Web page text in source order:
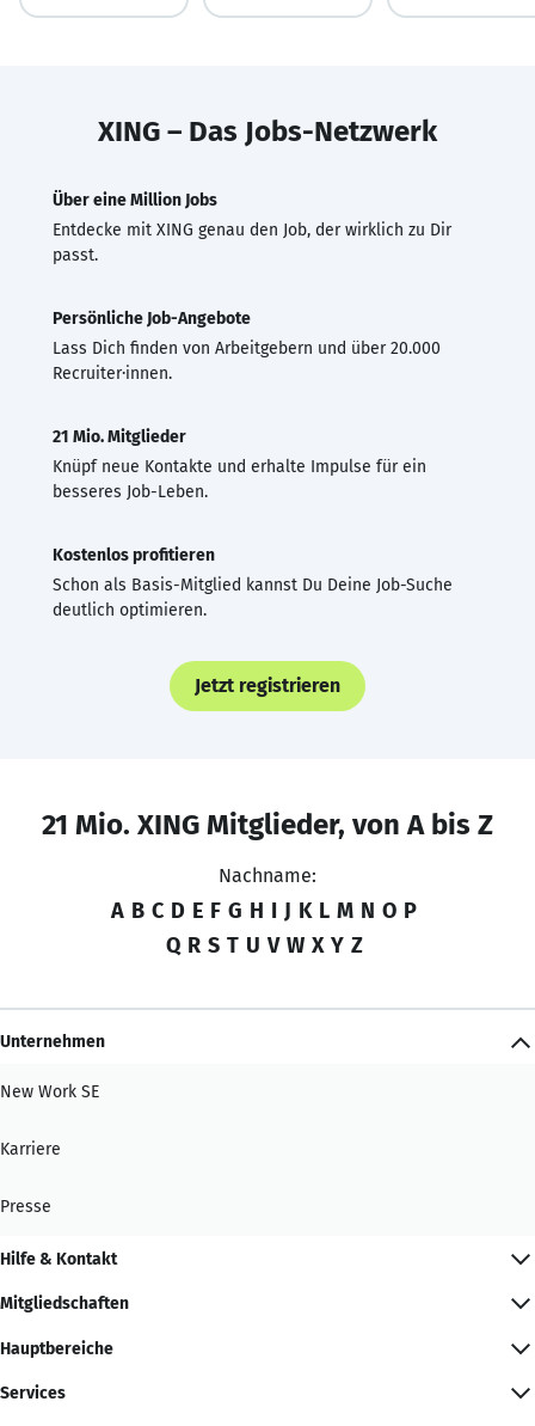
XING – Das Jobs-Netzwerk
Über eine Million Jobs
Entdecke mit XING genau den Job, der wirklich zu Dir
passt.
Persönliche Job-Angebote
Lass Dich finden von Arbeitgebern und über 20.000
Recruiter·innen.
21 Mio. Mitglieder
Knüpf neue Kontakte und erhalte Impulse für ein
besseres Job-Leben.
Kostenlos profitieren
Schon als Basis-Mitglied kannst Du Deine Job-Suche
deutlich optimieren.
Jetzt registrieren
21 Mio. XING Mitglieder, von A bis Z
Nachname:
A B C D E F G H I J K L M N O P
Q R S T U V W X Y Z
Unternehmen
New Work SE
Karriere
Presse
Hilfe & Kontakt
Mitgliedschaften
Hauptbereiche
Services